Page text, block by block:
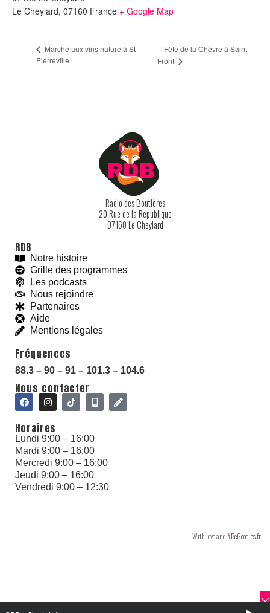
Le Cheylard, 07160 France + Google Map
Marché aux vins nature à St
Pierreville
Fête de la Chèvre à Saint
Front
Radio des Boutières
20 Rue de la République
07160 Le Cheylard
RDB
Notre histoire
Grille des programmes
Les podcasts
Nous rejoindre
Partenaires
Aide
Mentions légales
Fréquences
88.3 – 90 – 91 – 101.3 – 104.6
Nous contacter
Horaires
Lundi 9:00 – 16:00
Mardi 9:00 – 16:00
Mercredi 9:00 – 16:00
Jeudi 9:00 – 16:00
Vendredi 9:00 – 12:30
With love and#BeGoodies.fr